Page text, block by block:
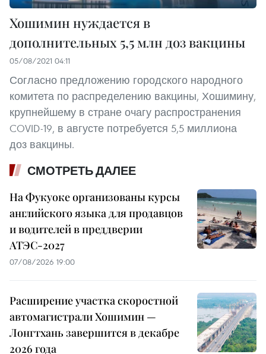
Хошимин нуждается в
дополнительных 5,5 млн доз вакцины
05/08/2021 04:11
Согласно предложению городского народного
комитета по распределению вакцины, Хошимину,
крупнейшему в стране очагу распространения
COVID-19, в августе потребуется 5,5 миллиона
доз вакцины.
СМОТРЕТЬ ДАЛЕЕ
На Фукуоке организованы курсы
английского языка для продавцов
и водителей в преддверии
АТЭС-2027
07/08/2026 19:00
Расширение участка скоростной
автомагистрали Хошимин —
Лонгтхань завершится в декабре
2026 года